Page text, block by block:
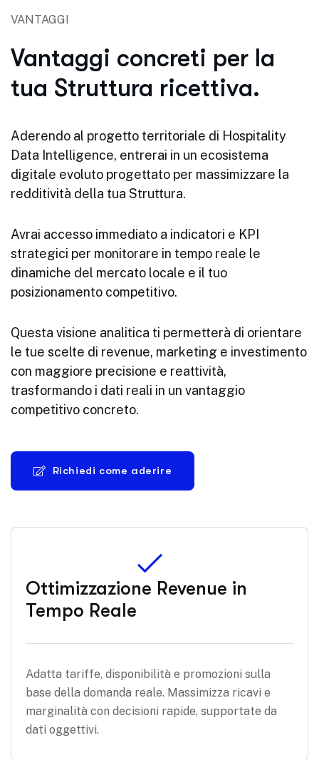
VANTAGGI
Vantaggi concreti per la
tua Struttura ricettiva.
Aderendo al progetto territoriale di Hospitality
Data Intelligence, entrerai in un ecosistema
digitale evoluto progettato per massimizzare la
redditività della tua Struttura.
Avrai accesso immediato a indicatori e KPI
strategici per monitorare in tempo reale le
dinamiche del mercato locale e il tuo
posizionamento competitivo.
Questa visione analitica ti permetterà di orientare
le tue scelte di revenue, marketing e investimento
con maggiore precisione e reattività,
trasformando i dati reali in un vantaggio
competitivo concreto.
Richiedi come aderire
Ottimizzazione Revenue in
Tempo Reale
Adatta tariffe, disponibilità e promozioni sulla
base della domanda reale. Massimizza ricavi e
marginalità con decisioni rapide, supportate da
dati oggettivi.